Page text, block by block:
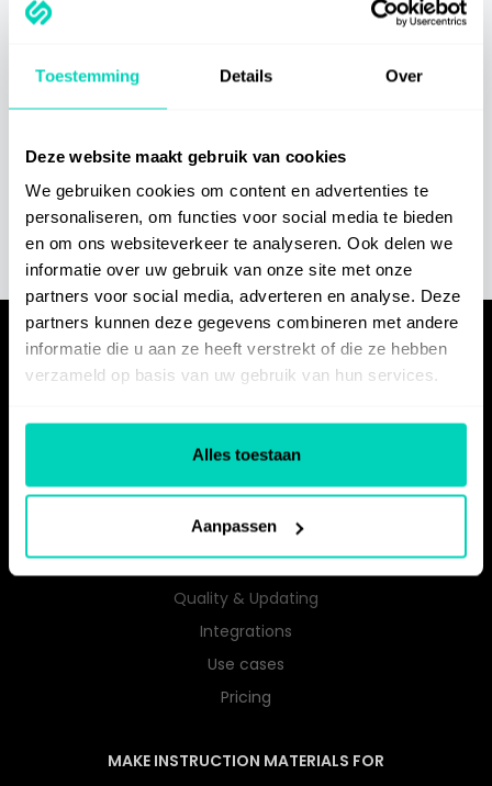
Toestemming Details Over
Deze website maakt gebruik van cookies
We gebruiken cookies om content en advertenties te
personaliseren, om functies voor social media te bieden
en om ons websiteverkeer te analyseren. Ook delen we
informatie over uw gebruik van onze site met onze
partners voor social media, adverteren en analyse. Deze
partners kunnen deze gegevens combineren met andere
informatie die u aan ze heeft verstrekt of die ze hebben
verzameld op basis van uw gebruik van hun services.
Alles toestaan
Aanpassen
Miscellaneous
Related Articles
Geen gerelateerde artikelen gevonden.
PRODUCT
User Guides
Courses
Sharing
Embed
Quality & Updating
Integrations
Use cases
Pricing
MAKE INSTRUCTION MATERIALS FOR